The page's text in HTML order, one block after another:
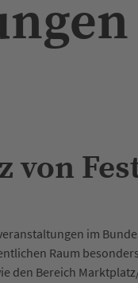
von
im
Raum
den Bereich